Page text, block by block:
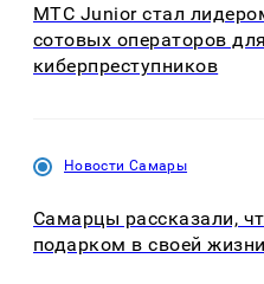
МТС Junior стал
сотовых операторов
киберпреступников
Новости Самары
Самарцы рассказали,
подарком в своей жизни